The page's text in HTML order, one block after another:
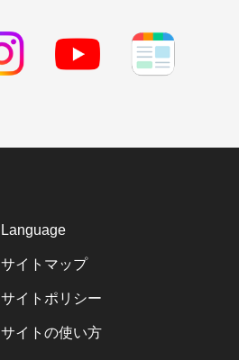
Language
サイトマップ
サイトポリシー
サイトの使い方